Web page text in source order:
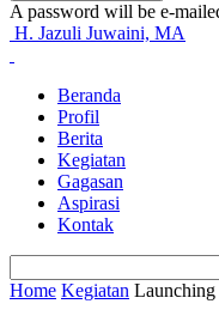
A password will be e-
H. Jazuli Juwaini, MA
Beranda
Profil
Berita
Kegiatan
Gagasan
Aspirasi
Kontak
Home Kegiatan